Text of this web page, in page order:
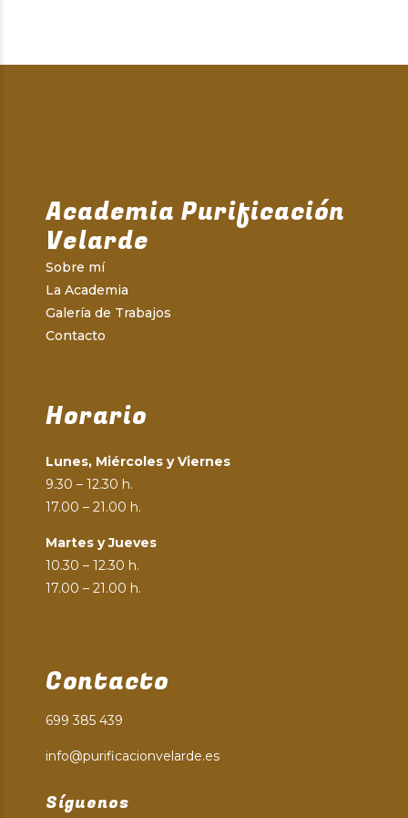
Academia Purificación
Velarde
Sobre mí
La Academia
Galería de Trabajos
Contacto
Horario
Lunes, Miércoles y Viernes
9.30 – 12.30 h.
17.00 – 21.00 h.
Martes y Jueves
10.30 – 12.30 h.
17.00 – 21.00 h.
Contacto
699 385 439
info@purificacionvelarde.es
Síguenos